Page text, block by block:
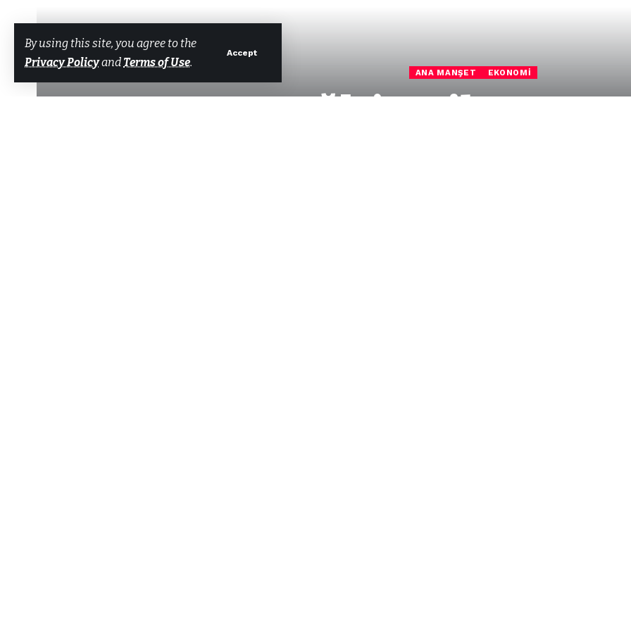
By using this site, you agree to the
Privacy Policyand Terms of Use.
Accept
ANA MANŞET EKONOMI
Muğla’nın ihracatı